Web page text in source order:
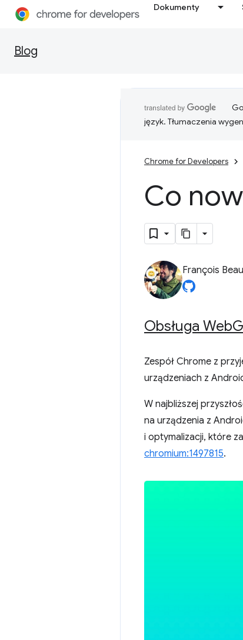
Dokumenty
Blog
język. Tłumaczenia
Chrome for Developers
Co
François
Obsługa Web
Zespół Chrome z
urządzeniach z
W najbliższej
na urządzenia z
i optymalizacji, które
chromium:1497815.